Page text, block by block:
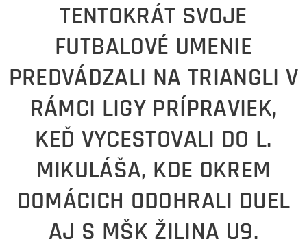
TENTOKRÁT SVOJE
FUTBALOVÉ UMENIE
PREDVÁDZALI NA TRIANGLI V
RÁMCI LIGY PRÍPRAVIEK,
KEĎ VYCESTOVALI DO L.
MIKULÁŠA, KDE OKREM
DOMÁCICH ODOHRALI DUEL
AJ S MŠK ŽILINA U9.